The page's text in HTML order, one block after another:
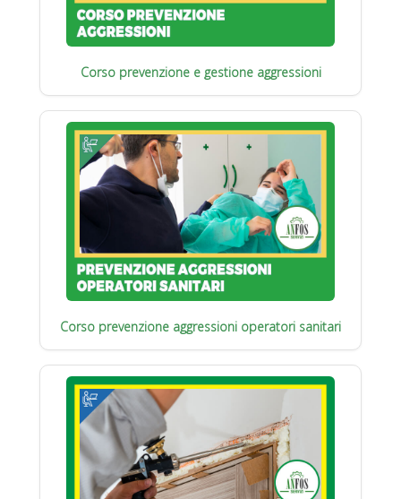
Corso prevenzione e gestione aggressioni
Corso prevenzione aggressioni operatori sanitari